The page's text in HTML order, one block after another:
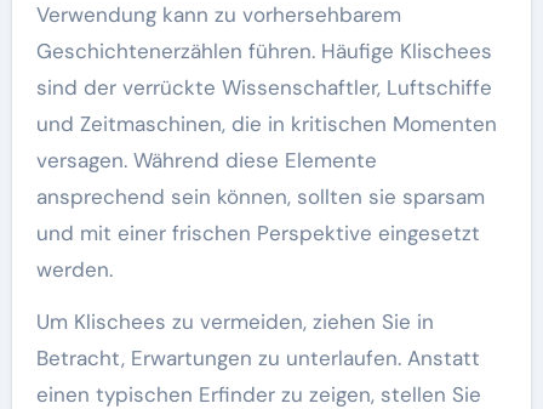
Verwendung kann zu vorhersehbarem
Geschichtenerzählen führen. Häufige Klischees
sind der verrückte Wissenschaftler, Luftschiffe
und Zeitmaschinen, die in kritischen Momenten
versagen. Während diese Elemente
ansprechend sein können, sollten sie sparsam
und mit einer frischen Perspektive eingesetzt
werden.
Um Klischees zu vermeiden, ziehen Sie in
Betracht, Erwartungen zu unterlaufen. Anstatt
einen typischen Erfinder zu zeigen, stellen Sie